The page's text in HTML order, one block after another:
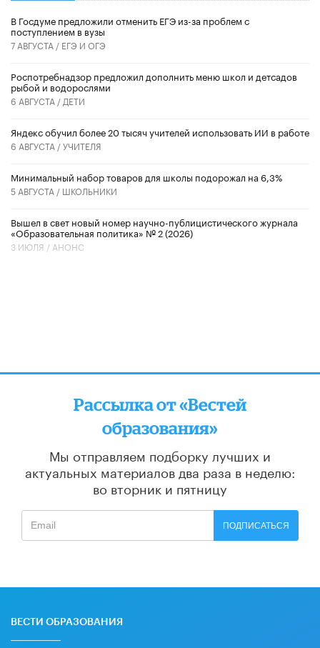
В Госдуме предложили отменить ЕГЭ из-за проблем с
поступлением в вузы
7 АВГУСТА / ЕГЭ И ОГЭ
Роспотребнадзор предложил дополнить меню школ и детсадов
рыбой и водорослями
6 АВГУСТА / ДЕТИ
​Яндекс обучил более 20 тысяч учителей использовать ИИ в работе
6 АВГУСТА /УЧИТЕЛЯ
Минимальный набор товаров для школы подорожал на 6,3%
5 АВГУСТА / ШКОЛЬНИКИ
Вышел в свет новый номер научно-публицистического журнала
«Образовательная политика» № 2 (2026)
3 ИЮЛЯ / АНОНС
Рассылка от «Вестей
образования»
Мы отправляем подборку лучших и
актуальных материалов два раза в неделю:
во вторник и пятницу
ПОДПИСАТЬСЯ
ВЕСТИ ОБРАЗОВАНИЯ